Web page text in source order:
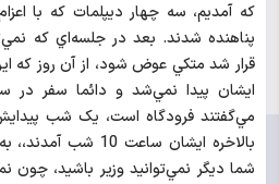
که آمديم، سه چهار ديپلمات که با
پناهنده شدند. بعد در جلسه‌اي که
قرار شد متکي عوض شود، از آن روز که
ايشان پيدا نمي‌شد و دائما سفر در
مي‌گفتند فرودگاه است، يک شب پيدايش
بالاخره ايشان ساعت
شما ديگر نمي‌توانيد وزير باشيد، چون